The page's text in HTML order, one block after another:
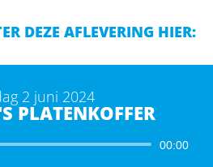
DEZE AFLEVERING HIER:
2 juni 2024
PLATENKOFFER
Audiospeler 00:00